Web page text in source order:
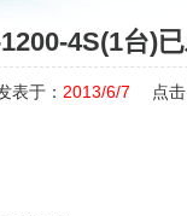
4S(1台)
表于： 2013/6/7 点击